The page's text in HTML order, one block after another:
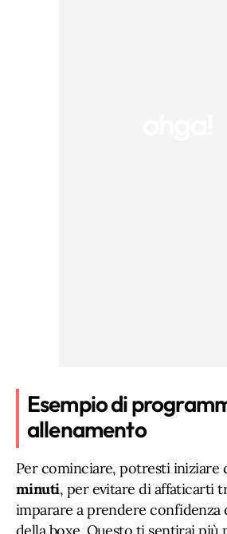
Esempio di
allenamento
Per cominciare, potresti iniziare
minuti, per evitare di affaticarti
imparare a prendere